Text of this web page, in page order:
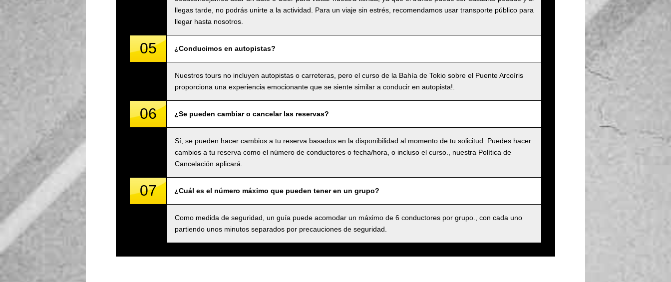
llegas tarde, no podrás unirte a la actividad. Para un viaje sin estrés, recomendamos usar transporte público para
llegar hasta nosotros.
05 ¿Conducimos en autopistas?
Nuestros tours no incluyen autopistas o carreteras, pero el curso de la Bahía de Tokio sobre el Puente Arcoíris
proporciona una experiencia emocionante que se siente similar a conducir en autopista!.
06 ¿Se pueden cambiar o cancelar las reservas?
Sí, se pueden hacer cambios a tu reserva basados en la disponibilidad al momento de tu solicitud. Puedes hacer
cambios a tu reserva como el número de conductores o fecha/hora, o incluso el curso., nuestra Política de
Cancelación aplicará.
07 ¿Cuál es el número máximo que pueden tener en un grupo?
Como medida de seguridad, un guía puede acomodar un máximo de 6 conductores por grupo., con cada uno
partiendo unos minutos separados por precauciones de seguridad.